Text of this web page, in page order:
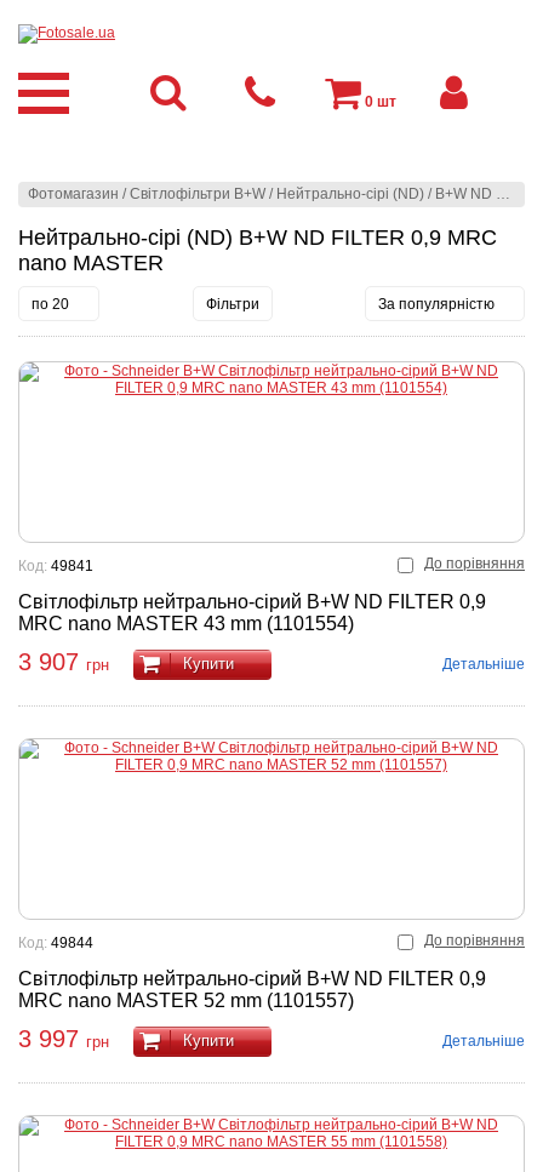
Фотомагазин /Світлофільтри B+W / Нейтрально-сірі (ND) / B+W ND FILTER 0,9 MRC nano MASTER
Нейтрально-сірі (ND) B+W ND FILTER 0,9 MRC
nano MASTER
по 20 Фільтри За популярністю
До порівняння
Світлофільтр нейтрально-сірий B+W ND FILTER 0,9
MRC nano MASTER 43 mm (1101554)
Код: 49841
3 907 грн Купити Детальніше
До порівняння
Світлофільтр нейтрально-сірий B+W ND FILTER 0,9
MRC nano MASTER 52 mm (1101557)
Код: 49844
3 997 грн Купити Детальніше
0 шт